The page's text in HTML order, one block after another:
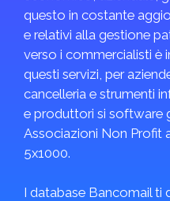
questo in costante
e relativi alla gestione
verso i commercialisti è
questi servizi, per
cancelleria e strumenti
e produttori si software
Associazioni Non Profit
5x1000.
I database Bancomail ti